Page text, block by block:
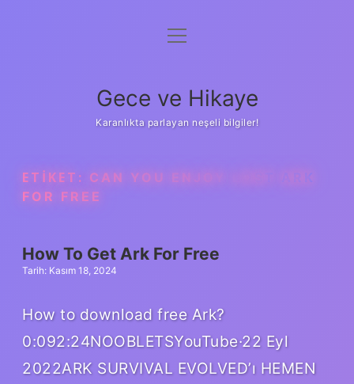
Anasayfa
Yasal Uyarı
menüyü
Gece ve Hikaye
Karanlıkta parlayan neşeli bilgiler!
ETIKET: CAN YOU ENJOY LOST ARK
FOR FREE
How To Get Ark For Free
Tarih: Kasım 18, 2024
How to download free Ark?
0:092:24NOOBLETSYouTube·22 Eyl
2022ARK SURVIVAL EVOLVED’ı HEMEN